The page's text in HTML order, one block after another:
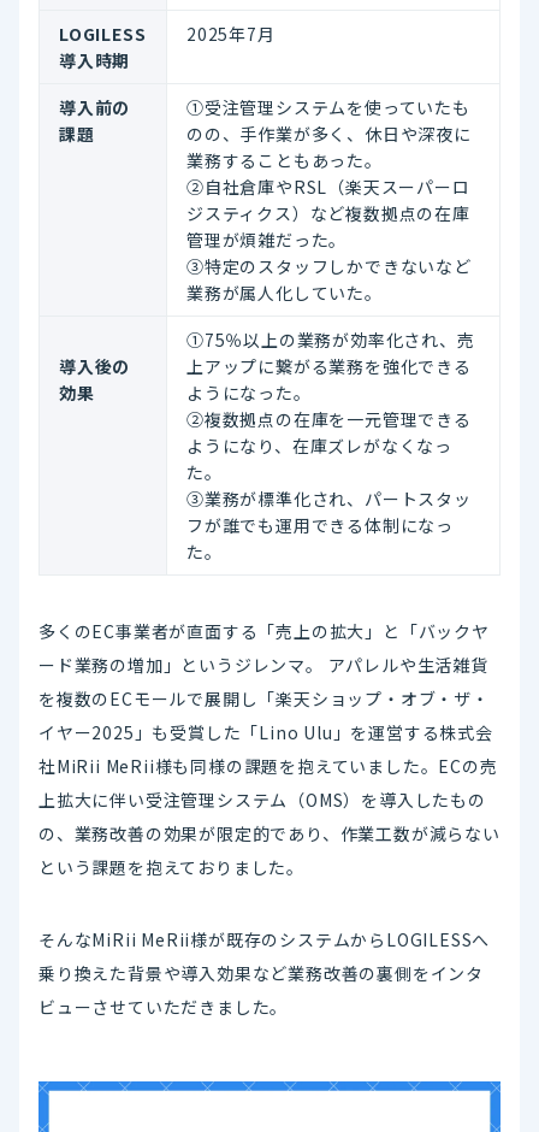
LOGILESS
導入時期
2025年7月
導入前の
課題
①受注管理システムを使っていたも
のの、手作業が多く、休日や深夜に
業務することもあった。
②自社倉庫やRSL（楽天スーパーロ
ジスティクス）など複数拠点の在庫
管理が煩雑だった。
③特定のスタッフしかできないなど
業務が属人化していた。
導入後の
効果
①75％以上の業務が効率化され、売
上アップに繋がる業務を強化できる
ようになった。
②複数拠点の在庫を一元管理できる
ようになり、在庫ズレがなくなっ
た。
③業務が標準化され、パートスタッ
フが誰でも運用できる体制になっ
た。
多くのEC事業者が直面する「売上の拡大」と「バックヤ
ード業務の増加」というジレンマ。 アパレルや生活雑貨
を複数のECモールで展開し「楽天ショップ・オブ・ザ・
イヤー2025」も受賞した「Lino Ulu」を運営する株式会
社MiRii MeRii様も同様の課題を抱えていました。ECの売
上拡大に伴い受注管理システム（OMS）を導入したもの
の、業務改善の効果が限定的であり、作業工数が減らない
という課題を抱えておりました。
そんなMiRii MeRii様が既存のシステムからLOGILESSへ
乗り換えた背景や導入効果など業務改善の裏側をインタ
ビューさせていただきました。